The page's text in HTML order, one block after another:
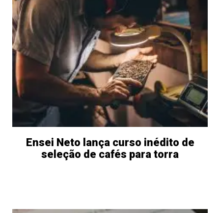
Ensei Neto lança curso inédito de
seleção de cafés para torra